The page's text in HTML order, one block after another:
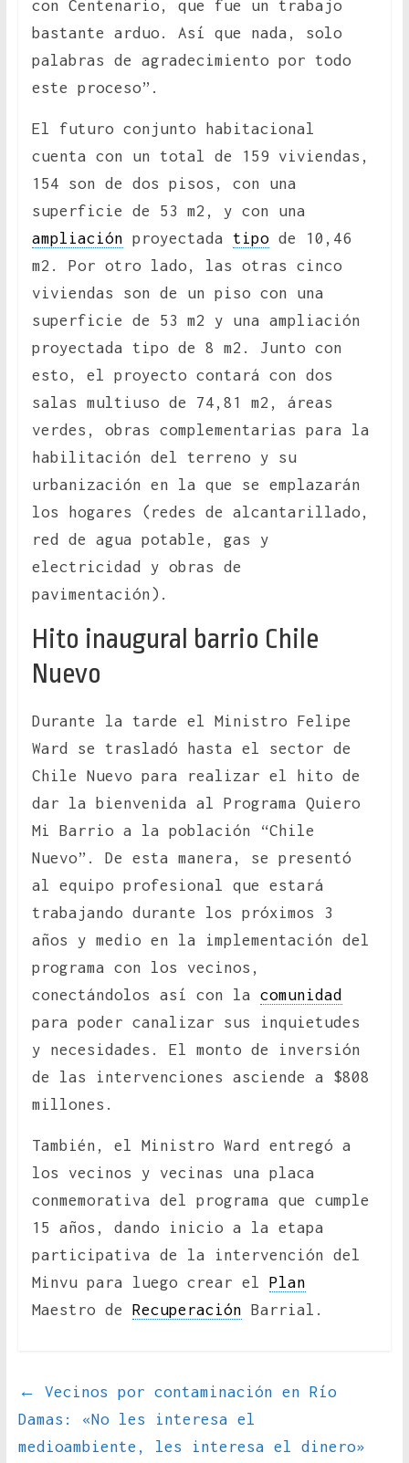
con Centenario, que fue un trabajo
bastante arduo. Así que nada, solo
palabras de agradecimiento por todo
este proceso”.
El futuro conjunto habitacional
cuenta con un total de 159 viviendas,
154 son de dos pisos, con una
superficie de 53 m2, y con una
ampliación proyectada tipode 10,46
m2. Por otro lado, las otras cinco
viviendas son de un piso con una
superficie de 53 m2 y una ampliación
proyectada tipo de 8 m2. Junto con
esto, el proyecto contará con dos
salas multiuso de 74,81 m2, áreas
verdes, obras complementarias para la
habilitación del terreno y su
urbanización en la que se emplazarán
los hogares (redes de alcantarillado,
red de agua potable, gas y
electricidad y obras de
pavimentación).
Hito inaugural barrio Chile
Nuevo
Durante la tarde el Ministro Felipe
Ward se trasladó hasta el sector de
Chile Nuevo para realizar el hito de
dar la bienvenida al Programa Quiero
Mi Barrio a la población “Chile
Nuevo”. De esta manera, se presentó
al equipo profesional que estará
trabajando durante los próximos 3
años y medio en la implementación del
programa con los vecinos,
conectándolos así con la comunidad
para poder canalizar sus inquietudes
y necesidades. El monto de inversión
de las intervenciones asciende a $808
millones.
También, el Ministro Ward entregó a
los vecinos y vecinas una placa
conmemorativa del programa que cumple
15 años, dando inicio a la etapa
participativa de la intervención del
Minvu para luego crear el Plan
Maestro de Recuperación Barrial.
←
Vecinos por contaminación en Río
Damas: «No les interesa el
medioambiente, les interesa el dinero»